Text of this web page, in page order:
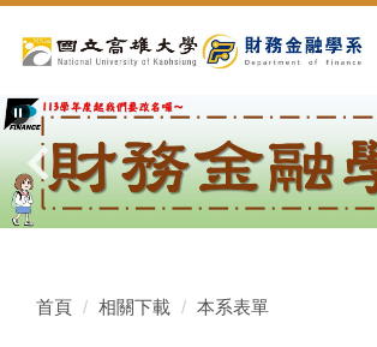
到
要
內
區
首頁 相關下載 本系表單